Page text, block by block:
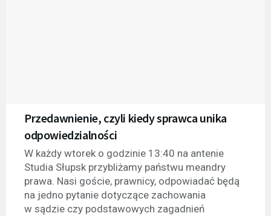
Przedawnienie, czyli kiedy sprawca unika
odpowiedzialności
W każdy wtorek o godzinie 13:40 na antenie
Studia Słupsk przybliżamy państwu meandry
prawa. Nasi goście, prawnicy, odpowiadać będą
na jedno pytanie dotyczące zachowania
w sądzie czy podstawowych zagadnień